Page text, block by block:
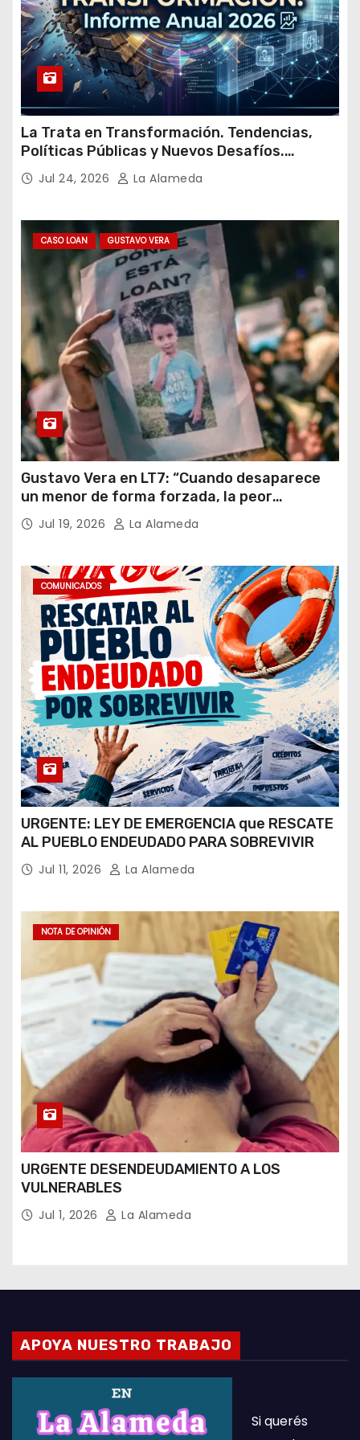
La Trata en Transformación. Tendencias,
Políticas Públicas y Nuevos Desafíos.
Argentina y el Mundo – Julio 2026
Jul 24, 2026 La Alameda
CASO LOAN GUSTAVO VERA
Gustavo Vera en LT7: “Cuando desaparece
un menor de forma forzada, la peor
hipótesis es trata, y así debe seguir
caratulado el caso Loan”
Jul 19, 2026 La Alameda
COMUNICADOS
URGENTE: LEY DE EMERGENCIA que RESCATE
AL PUEBLO ENDEUDADO PARA SOBREVIVIR
Jul 11, 2026 La Alameda
NOTA DE OPINIÓN
URGENTE DESENDEUDAMIENTO A LOS
VULNERABLES
Jul 1, 2026 La Alameda
APOYA NUESTRO TRABAJO
Si querés